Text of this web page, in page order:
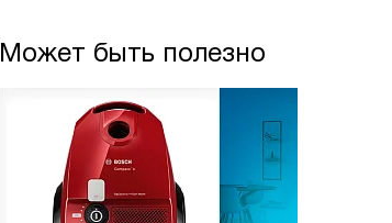
Может быть полезно